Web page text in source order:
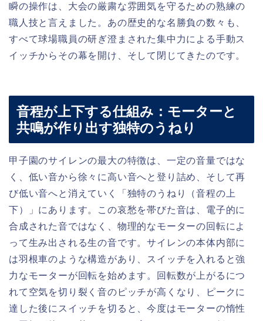
瞬の操作は、大会の厳粛な雰囲気を守るための熟練の
職人技と言えました。あの歴史的な名勝負の数々も、
すべて球場職員の研ぎ澄まされた集中力による手動ス
イッチからその幕を開け、そして閉じてきたのです。
音程が上下する仕組み：モーターと
共鳴が作り出す独特のうねり
甲子園のサイレンの最大の特徴は、一定の音量ではな
く、低い音から徐々に高い音へと登り詰め、そして再
び低い音へと消えていく「独特のうねり（音程の上
下）」にあります。この哀愁を帯びた音は、電子的に
合成された音ではなく、物理的なモーターの回転によ
って生み出される生の音です。サイレンの本体内部に
は羽根車のような構造があり、スイッチを入れると強
力なモーターが回転を始めます。回転数が上がるにつ
れて空気を切り裂く音のピッチが高くなり、ピークに
達した後にスイッチを切ると、今度はモーターの惰性